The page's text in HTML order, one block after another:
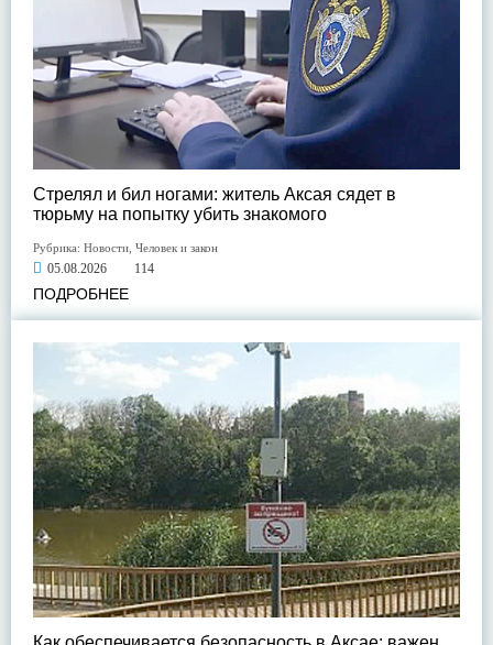
Стрелял и бил ногами: житель Аксая сядет в
тюрьму на попытку убить знакомого
Рубрика: Новости Человек и закон
05.08.2026 114
ПОДРОБНЕЕ